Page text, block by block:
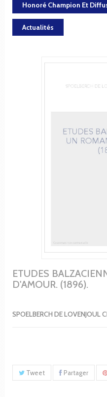
Honoré Champion Et
Actualités
ETUDES
D'AMOUR. (1896).
SPOELBERCH DE LOVENJOUL
Tweet Partager